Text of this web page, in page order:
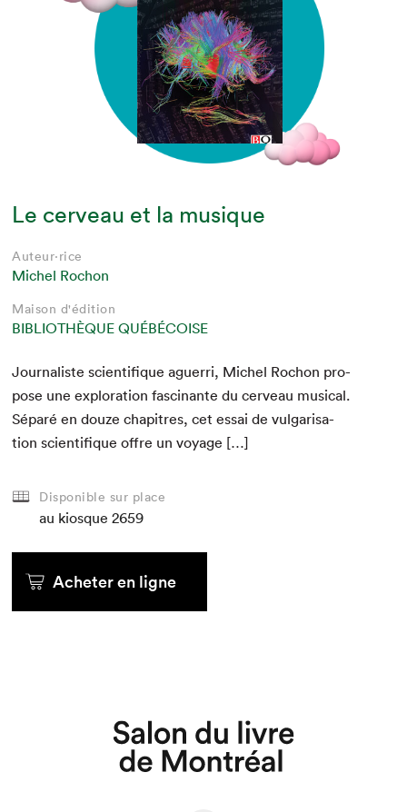
Que cherchez-vous?
Le cerveau et la musique
Auteur·rice
Michel Rochon
Maison d'édition
BIBLIOTHÈQUE QUÉBÉCOISE
Jour­nal­iste sci­en­tifique aguer­ri, Michel Rochon pro­
pose une explo­ration fasci­nante du cerveau musi­cal.
Séparé en douze chapitres, cet essai de vul­gar­i­sa­
tion sci­en­tifique offre un voyage […]
Disponible sur place
au kiosque 2659
Acheter en ligne